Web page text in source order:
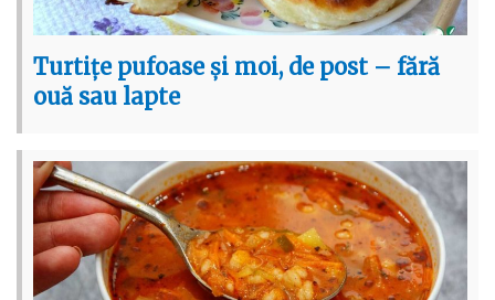
Turtițe pufoase și moi, de post – fără
ouă sau lapte